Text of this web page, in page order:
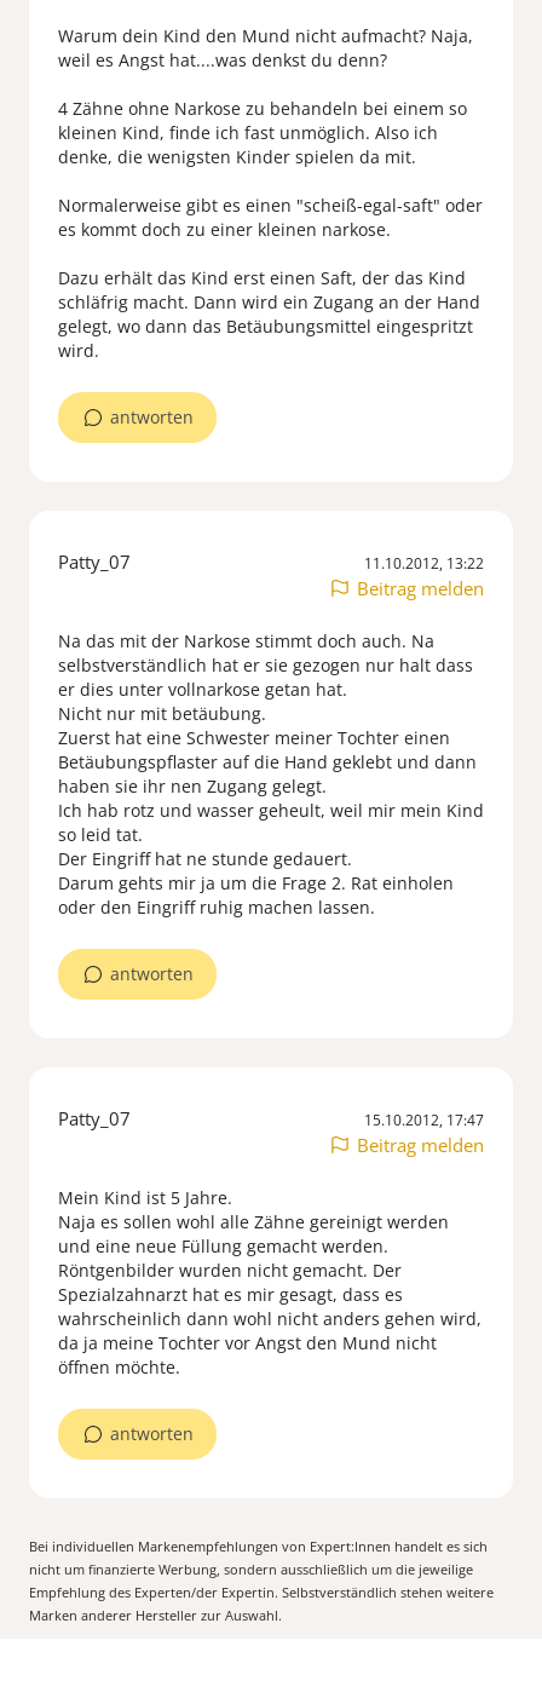
Warum dein Kind den Mund nicht aufmacht? Naja,
weil es Angst hat....was denkst du denn?
4 Zähne ohne Narkose zu behandeln bei einem so
kleinen Kind, finde ich fast unmöglich. Also ich
denke, die wenigsten Kinder spielen da mit.
Normalerweise gibt es einen "scheiß-egal-saft" oder
es kommt doch zu einer kleinen narkose.
Dazu erhält das Kind erst einen Saft, der das Kind
schläfrig macht. Dann wird ein Zugang an der Hand
gelegt, wo dann das Betäubungsmittel eingespritzt
wird.
antworten
Patty_07 11.10.2012, 13:22
Beitrag melden
Na das mit der Narkose stimmt doch auch. Na
selbstverständlich hat er sie gezogen nur halt dass
er dies unter vollnarkose getan hat.
Nicht nur mit betäubung.
Zuerst hat eine Schwester meiner Tochter einen
Betäubungspflaster auf die Hand geklebt und dann
haben sie ihr nen Zugang gelegt.
Ich hab rotz und wasser geheult, weil mir mein Kind
so leid tat.
Der Eingriff hat ne stunde gedauert.
Darum gehts mir ja um die Frage 2. Rat einholen
oder den Eingriff ruhig machen lassen.
antworten
Patty_07 15.10.2012, 17:47
Beitrag melden
Mein Kind ist 5 Jahre.
Naja es sollen wohl alle Zähne gereinigt werden
und eine neue Füllung gemacht werden.
Röntgenbilder wurden nicht gemacht. Der
Spezialzahnarzt hat es mir gesagt, dass es
wahrscheinlich dann wohl nicht anders gehen wird,
da ja meine Tochter vor Angst den Mund nicht
öffnen möchte.
antworten
Bei individuellen Markenempfehlungen von Expert:Innen handelt es sich
nicht um finanzierte Werbung, sondern ausschließlich um die jeweilige
Empfehlung des Experten/der Expertin. Selbstverständlich stehen weitere
Marken anderer Hersteller zur Auswahl.